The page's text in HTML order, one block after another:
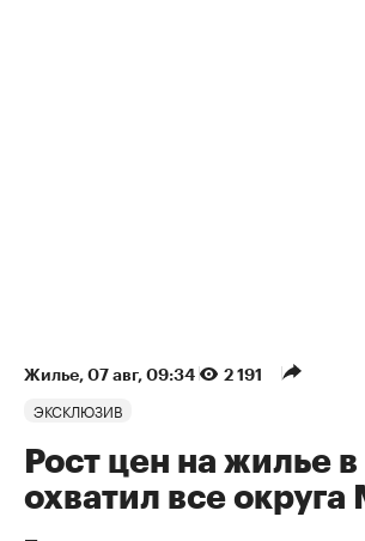
Жилье⁠, 07 авг, 09:34 2 191
ЭКСКЛЮЗИВ
Рост цен на жилье
охватил все